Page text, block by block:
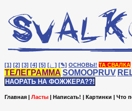
[1] [2] [3] [4] [5] [♩] [✎] ОСНОВЫ! ТА СВАЛКА
ТЕЛЕГРАММА SOMOOPRUV
НАОРАТЬ НА ФОЖЖЕРА??!
Главная | Ласты | Написать! | Картинки | Что